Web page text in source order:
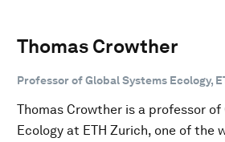
Thomas Crowther
Professor of Global Systems Ecology,
Thomas Crowther is a professor of
Ecology at ETH Zurich, one of the